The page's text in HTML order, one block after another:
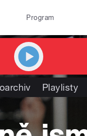
Program
Playlisty